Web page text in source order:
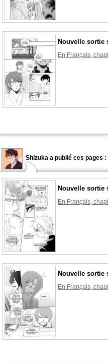
Nouvelle sortie
En Français,
Shizuka a publié ces pages :
Nouvelle sortie
En Français,
Nouvelle sortie
En Français,